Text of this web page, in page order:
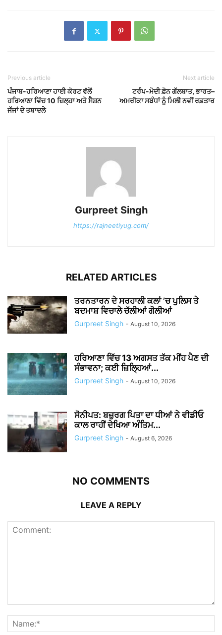
Previous article
ਪੰਜਾਬ-ਹਰਿਆਣਾ ਹਾਈ ਕੋਰਟ ਵੱਲੋਂ
ਹਰਿਆਣਾ ਵਿੱਚ 10 ਜ਼ਿਲ੍ਹਾ ਅਤੇ ਸੈਸ਼ਨ
ਜੱਜਾਂ ਦੇ ਤਬਾਦਲੇ
Next article
ਟਰੰਪ-ਮੋਦੀ ਫ਼ੋਨ ਗੱਲਬਾਤ, ਭਾਰਤ–
ਅਮਰੀਕਾ ਸਬੰਧਾਂ ਨੂੰ ਮਿਲੀ ਨਵੀਂ ਰਫ਼ਤਾਰ
Gurpreet Singh
https://rajneetiyug.com/
RELATED ARTICLES
ਤਰਨਤਾਰਨ ਦੇ ਸਰਹਾਲੀ ਕਲਾਂ ’ਚ ਪੁਲਿਸ ਤੇ
ਬਦਮਾਸ਼ ਵਿਚਾਲੇ ਚੱਲੀਆਂ ਗੋਲੀਆਂ
Gurpreet Singh - August 10, 2026
ਹਰਿਆਣਾ ਵਿੱਚ 13 ਅਗਸਤ ਤੱਕ ਮੀਂਹ ਪੈਣ ਦੀ
ਸੰਭਾਵਨਾ; ਕਈ ਜ਼ਿਲ੍ਹਿਆਂ...
Gurpreet Singh - August 10, 2026
ਸੋਨੀਪਤ: ਬਜ਼ੁਰਗ ਪਿਤਾ ਦਾ ਧੀਆਂ ਨੇ ਵੀਡੀਓ
ਕਾਲ ਰਾਹੀਂ ਦੇਖਿਆ ਅੰਤਿਮ...
Gurpreet Singh - August 6, 2026
NO COMMENTS
LEAVE A REPLY